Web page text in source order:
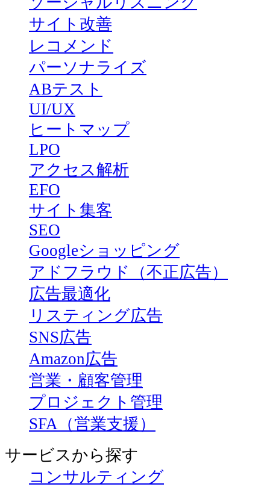
サイト改善
レコメンド
パーソナライズ
ABテスト
UI/UX
ヒートマップ
LPO
アクセス解析
EFO
サイト集客
SEO
Googleショッピング
アドフラウド（不正広告）
広告最適化
リスティング広告
SNS広告
Amazon広告
営業・顧客管理
プロジェクト管理
SFA（営業支援）
サービスから探す
コンサルティング